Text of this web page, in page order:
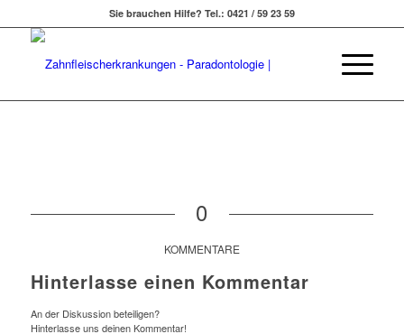
Sie brauchen Hilfe? Tel.: 0421 / 59 23 59
0
KOMMENTARE
Hinterlasse einen Kommentar
An der Diskussion beteiligen?
Hinterlasse uns deinen Kommentar!